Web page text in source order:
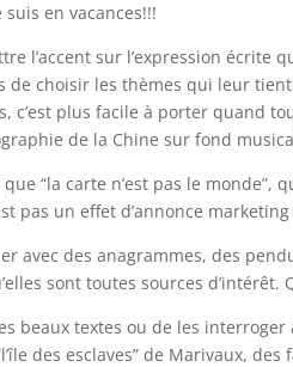
en vacances!!!
l’accent sur l’expression
de choisir les thèmes qui leur
c’est plus facile à porter quand
de la Chine sur fond
que “la carte n’est pas le
pas un effet d’annonce
avec des anagrammes, des
sont toutes sources
beaux textes ou de les
des esclaves” de Marivaux,